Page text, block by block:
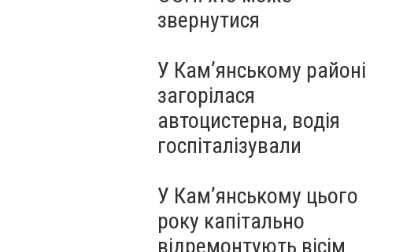
звернутися
У Кам’янському районі
загорілася
автоцистерна, водія
госпіталізували
У Кам’янському цього
року капітально
відремонтують вісім